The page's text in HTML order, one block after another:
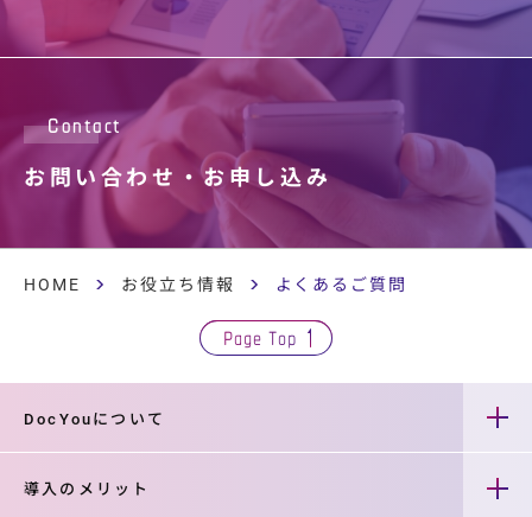
Contact
お問い合わせ・お申し込み
HOME お役立ち情報 よくあるご質問
Page Top
DocYouについて
導入のメリット